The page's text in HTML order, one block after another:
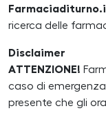
ricerca delle
Disclaimer
ATTENZIONE!
caso di
presente che gli